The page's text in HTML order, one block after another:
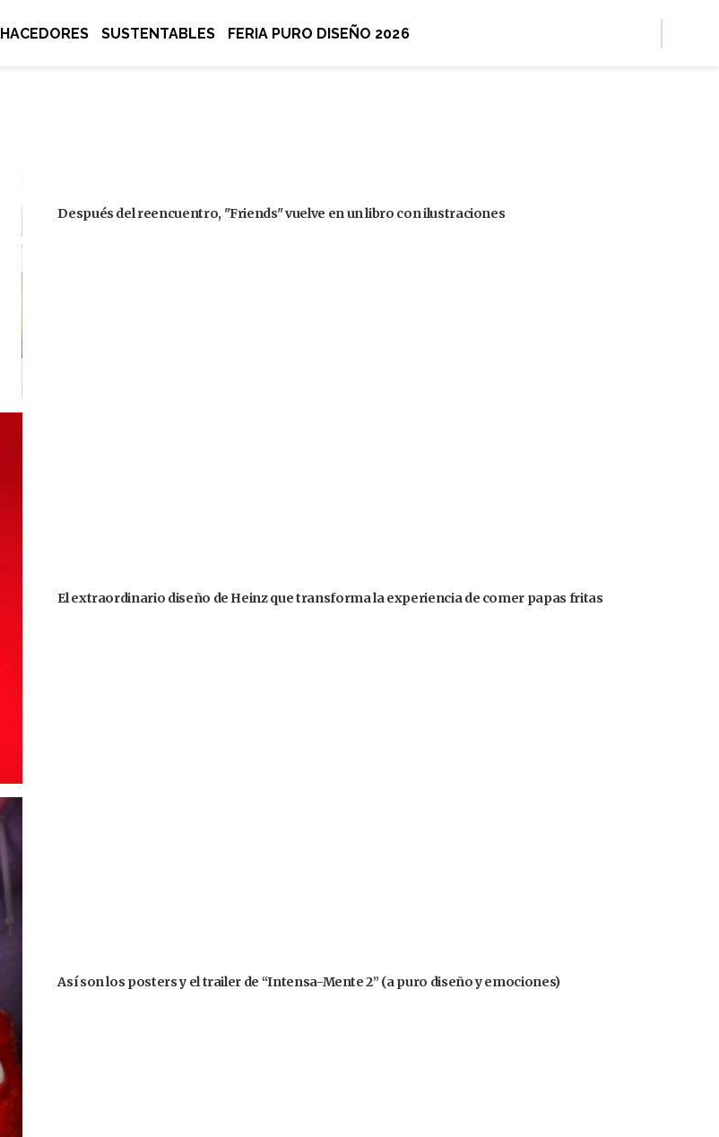
HACEDORES SUSTENTABLES FERIA PURO DISEÑO 2026
Después del reencuentro, "Friends" vuelve en un libro con ilustraciones
El extraordinario diseño de Heinz que transforma la experiencia de comer papas fritas
Así son los posters y el trailer de “Intensa-Mente 2” (a puro diseño y emociones)